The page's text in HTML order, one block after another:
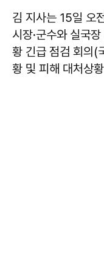
김 지사는 15일 오
시장·군수와 실국
황 긴급 점검 회의(
황 및 피해 대처상